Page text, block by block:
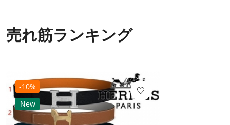
売れ筋ランキング
-10%
New